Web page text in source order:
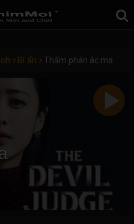
Bí ẩn Thẩm phán ác ma